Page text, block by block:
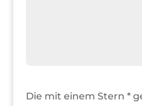
Die mit einem Stern *